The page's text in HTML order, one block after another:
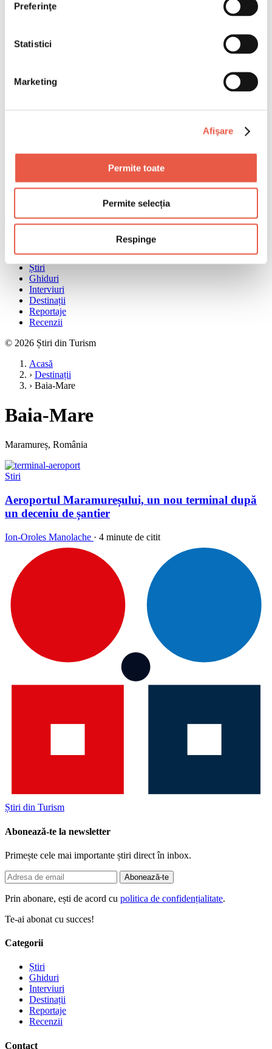
Preferinţe
Statistici
Marketing
Afişare
Permite toate
Permite selecția
Respinge
Acasă
Știri
Ghiduri
Interviuri
Destinații
Reportaje
Recenzii
© 2026 Știri din Turism
Acasă
› Destinații
› Baia-Mare
Baia-Mare
Maramureș, România
Stiri
Aeroportul Maramureșului, un nou terminal după
un deceniu de șantier
Ion-Oroles Manolache · 4 minute de citit
Știri din Turism
Abonează-te la newsletter
Primește cele mai importante știri direct în inbox.
Abonează-te
Prin abonare, ești de acord cu politica de confidențialitate.
Te-ai abonat cu succes!
Categorii
Știri
Ghiduri
Interviuri
Destinații
Reportaje
Recenzii
Contact